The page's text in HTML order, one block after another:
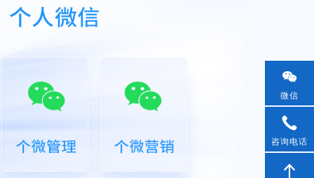
微信
咨询电话